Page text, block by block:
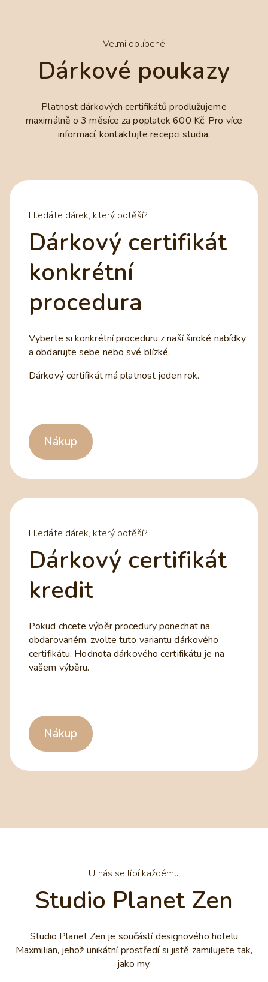
Velmi oblíbené
Dárkové poukazy
Platnost dárkových certifikátů prodlužujeme
maximálně o 3 měsíce za poplatek 600 Kč. Pro více
informací, kontaktujte recepci studia.
Hledáte dárek, který potěší?
Dárkový certifikát
konkrétní
procedura
Vyberte si konkrétní proceduru z naší široké nabídky
a obdarujte sebe nebo své blízké.
Dárkový certifikát má platnost jeden rok.
Nákup
Hledáte dárek, který potěší?
Dárkový certifikát
kredit
Pokud chcete výběr procedury ponechat na
obdarovaném, zvolte tuto variantu dárkového
certifikátu. Hodnota dárkového certifikátu je na
vašem výběru.
Nákup
U nás se líbí každému
Studio Planet Zen
Studio Planet Zen je součástí designového hotelu
Maxmilian, jehož unikátní prostředí si jistě zamilujete tak,
jako my.